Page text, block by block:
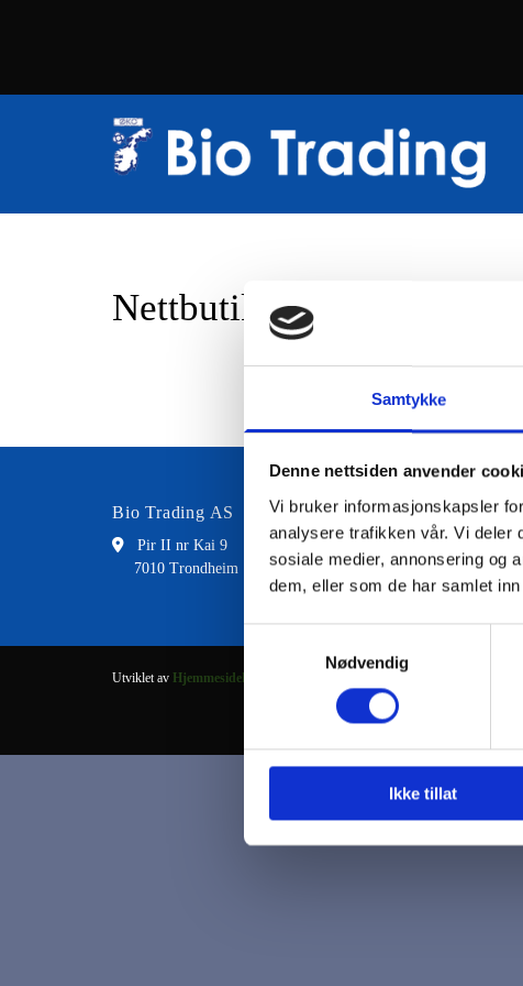
Samtykke
Denne nettsiden anvender
Vi bruker informasjonskapsler
analysere trafikken vår. Vi deler
sosiale medier, annonsering og
dem, eller som de har samlet
Nødvendig
Ikke tillat
Nettbutikk
Bio Trading AS
 Pir II nr Kai 9
7010 Trondheim
Kontakt oss

Utviklet av Hjemmesidehuset